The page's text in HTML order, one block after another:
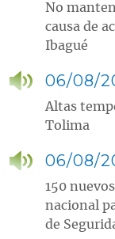
No
causa de
Ibagué
06/08/
Altas
Tolima
06/08/
150
nacional
de